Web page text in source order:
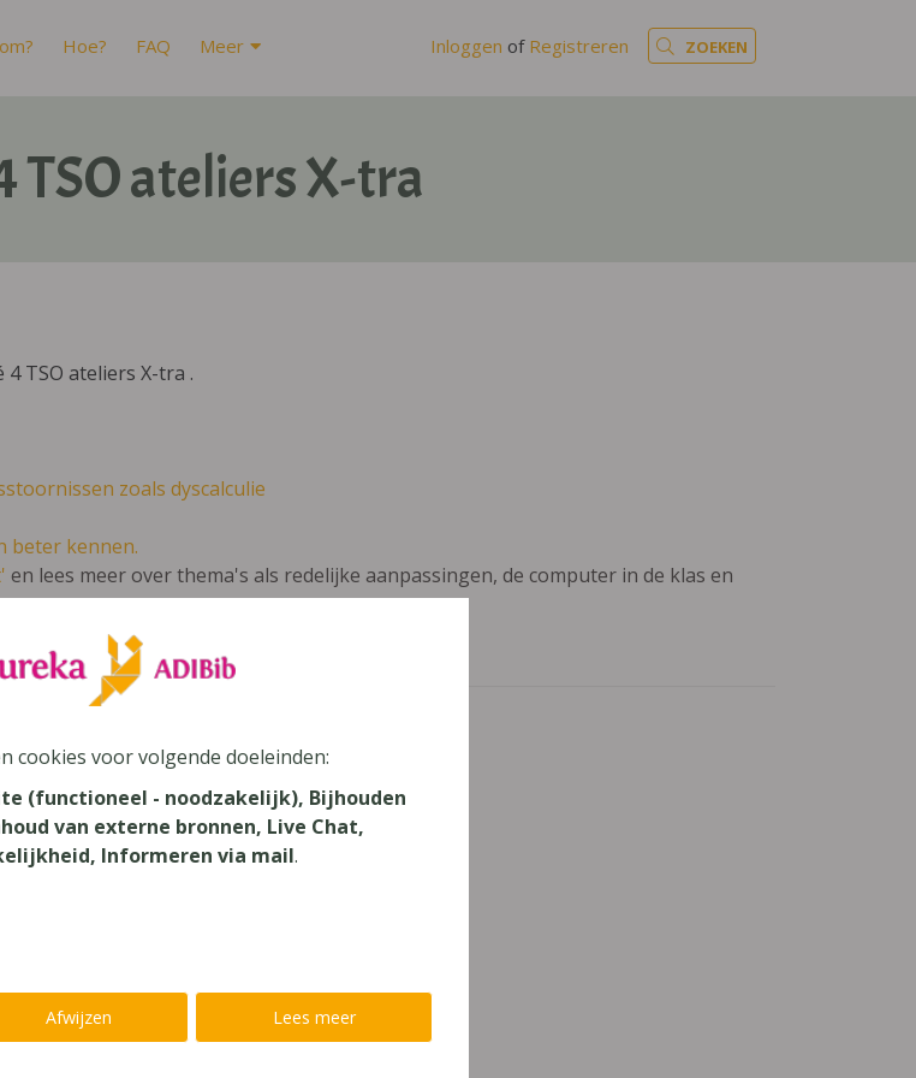
Hoe? FAQ Meer Inloggen of Registreren ZOEKEN
TSO ateliers X-tra
TSO ateliers X-tra .
zoals dyscalculie
beter kennen.
en lees meer over thema's als redelijke aanpassingen, de computer in de klas en
Onderwijs - TSO
cookies voor volgende doeleinden:
(functioneel - noodzakelijk), Bijhouden
van externe bronnen, Live Chat,
Informeren via mail.
Afwijzen Lees meer